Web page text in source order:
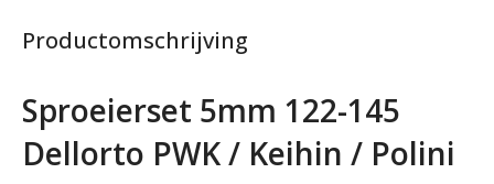
Productomschrijving
Sproeierset 5mm 122-145
Dellorto PWK / Keihin / Polini